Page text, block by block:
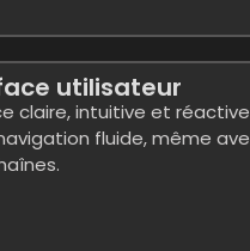
utilisateur
claire, intuitive et
fluide, même